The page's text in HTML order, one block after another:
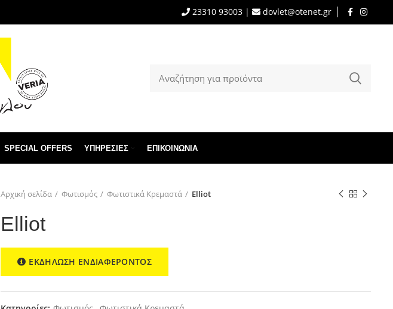
23310 93003 | dovlet@otenet.gr
SPECIAL OFFERS ΥΠΗΡΕΣΙΕΣ ΕΠΙΚΟΙΝΩΝΊΑ
Αρχική σελίδα Φωτισμός Φωτιστικά Κρεμαστά Elliot
Elliot
ΕΚΔΗΛΩΣΗ ΕΝΔΙΑΦΕΡΟΝΤΟΣ